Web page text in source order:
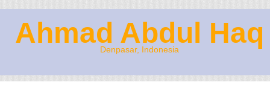
Ahmad Abdul Haq
Denpasar, Indonesia